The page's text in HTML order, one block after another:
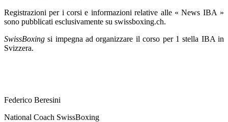
Registrazioni per i corsi e informazioni relative alle « News IBA »
sono pubblicati esclusivamente su swissboxing.ch.
SwissBoxingsi impegna ad organizzare il corso per 1 stella IBA in
Svizzera.
Federico Beresini
National Coach SwissBoxing